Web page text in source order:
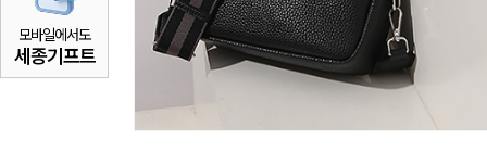
모바일에서도
세종기프트